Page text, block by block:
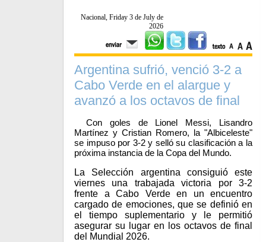
Nacional, Friday 3 de July de
2026
Argentina sufrió, venció 3-2 a
Cabo Verde en el alargue y
avanzó a los octavos de final
Con goles de Lionel Messi, Lisandro
Martínez y Cristian Romero, la "Albiceleste"
se impuso por 3-2 y selló su clasificación a la
próxima instancia de la Copa del Mundo.
La Selección argentina consiguió este
viernes una trabajada victoria por 3-2
frente a Cabo Verde en un encuentro
cargado de emociones, que se definió en
el tiempo suplementario y le permitió
asegurar su lugar en los octavos de final
del Mundial 2026.